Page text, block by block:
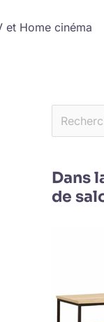
et Home cinéma
Dans
de